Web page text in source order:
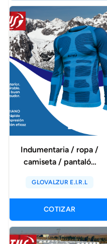
Indumentaria / ropa /
camiseta / pantalón
GLOVALZUR E.I.R.L
COTIZAR